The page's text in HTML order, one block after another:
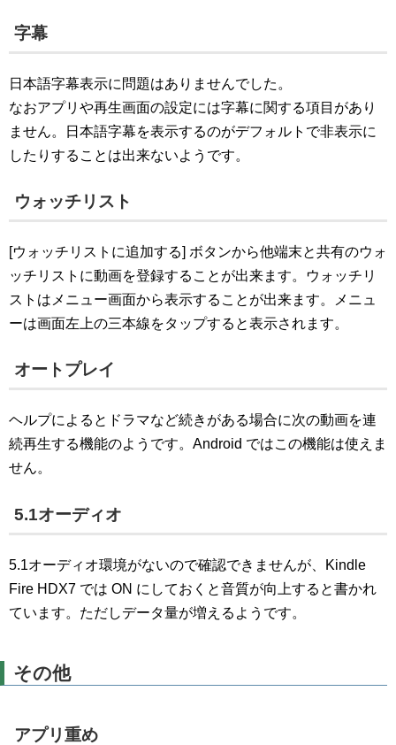
字幕
日本語字幕表示に問題はありませんでした。
なおアプリや再生画面の設定には字幕に関する項目があり
ません。日本語字幕を表示するのがデフォルトで非表示に
したりすることは出来ないようです。
ウォッチリスト
[ウォッチリストに追加する] ボタンから他端末と共有のウォ
ッチリストに動画を登録することが出来ます。ウォッチリ
ストはメニュー画面から表示することが出来ます。メニュ
ーは画面左上の三本線をタップすると表示されます。
オートプレイ
ヘルプによるとドラマなど続きがある場合に次の動画を連
続再生する機能のようです。Android ではこの機能は使えま
せん。
5.1オーディオ
5.1オーディオ環境がないので確認できませんが、Kindle
Fire HDX7 では ON にしておくと音質が向上すると書かれ
ています。ただしデータ量が増えるようです。
その他
アプリ重め